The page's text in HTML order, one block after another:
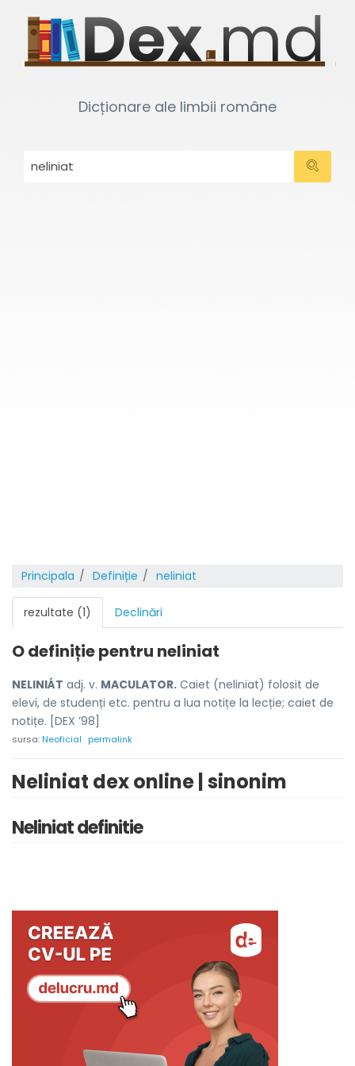
Dicționare ale limbii române
Principala Definiție neliniat
rezultate (1) Declinări
O definiție pentru neliniat
NELINIÁT adj. v. MACULATOR. Caiet (neliniat) folosit de
elevi, de studenți etc. pentru a lua notițe la lecție; caiet de
notițe. [DEX ’98]
sursa:Neoficial permalink
Neliniat dex online | sinonim
Neliniat definitie